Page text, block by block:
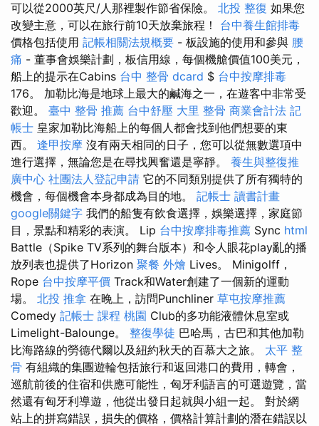
可以從2000英尺/人那裡製作節省保險。 北投 整復 如果您
改變主意，可以在旅行前10天放棄旅程！ 台中養生館排毒
價格包括使用 記帳相關法規概要 - 板設施的使用和參與 腰
痛 - 董事會娛樂計劃，板信用線，每個機艙價值100美元，
船上的提示在Cabins 台中 整骨 dcard $ 台中按摩排毒
176。 加勒比海是地球上最大的鹹海之一，在遊客中非常受
歡迎。 臺中 整骨 推薦 台中舒壓 大里 整骨 商業會計法 記
帳士 皇家加勒比海船上的每個人都會找到他們想要的東
西。 逢甲按摩 沒有兩天相同的日子，您可以從無數選項中
進行選擇，無論您是在尋找興奮還是寧靜。 養生與整復推
廣中心 社團法人登記申請 它的不同類別提供了所有獨特的
機會，每個機會本身都成為目的地。 記帳士 讀書計畫
google關鍵字 我們的船隻有飲食選擇，娛樂選擇，家庭節
目，景點和精彩的表演。 Lip 台中按摩排毒推薦 Sync html
Battle（Spike TV系列的舞台版本）和令人眼花play亂的播
放列表也提供了Horizo​​n 聚餐 外燴 Lives。 Minigolff，
Rope 台中按摩平價 Track和Water創建了一個新的運動
場。 北投 推拿 在晚上，訪問Punchliner 草屯按摩推薦
Comedy 記帳士 課程 桃園 Club的多功能液體休息室或
Limelight-Balounge。 整復學徒 巴哈馬，古巴和其他加勒
比海路線的勞德代爾以及紐約秋天的百慕大之旅。 太平 整
骨 有組織的集團遊輪包括旅行和返回港口的費用，轉會，
巡航前後的住宿和供應可能性，匈牙利語言的可選遊覽，當
然還有匈牙利導遊，他從出發日起就與小組一起。 對於網
站上的拼寫錯誤，損失的價格，價格計算計劃的潛在錯誤以